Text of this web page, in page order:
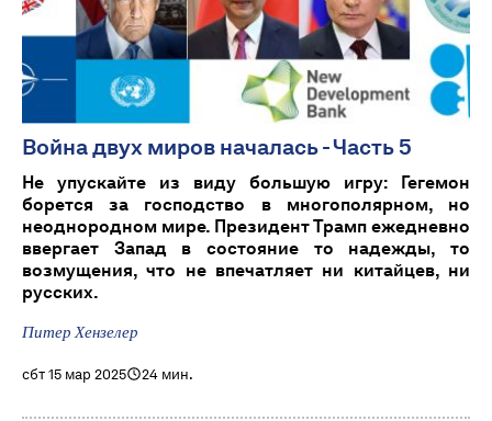
Война двух миров началась - Часть 5
Не упускайте из виду большую игру: Гегемон
борется за господство в многополярном, но
неоднородном мире. Президент Трамп ежедневно
ввергает Запад в состояние то надежды, то
возмущения, что не впечатляет ни китайцев, ни
русских.
Питер Хензелер
сбт 15 мар 2025 24 мин.